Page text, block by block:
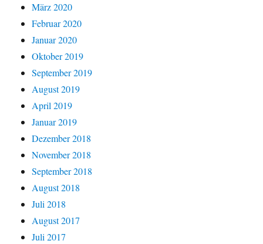
März 2020
Februar 2020
Januar 2020
Oktober 2019
September 2019
August 2019
April 2019
Januar 2019
Dezember 2018
November 2018
September 2018
August 2018
Juli 2018
August 2017
Juli 2017